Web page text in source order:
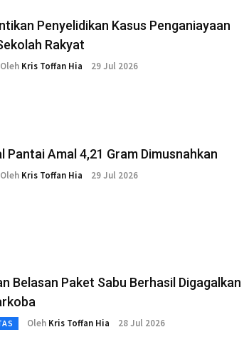
Penyelidikan Kasus Penganiayaan
Rakyat
Oleh Kris Toffan Hia 29 Jul 2026
Pantai Amal 4,21 Gram Dimusnahkan
Oleh Kris Toffan Hia 29 Jul 2026
Belasan Paket Sabu Berhasil Digagalkan
Oleh Kris Toffan Hia 28 Jul 2026